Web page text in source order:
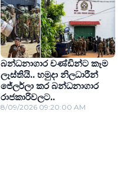
බන්ධනාගාර චණ්ඩින්ට කෑම
ලෑස්තියි.. හමුදා නිලධාරීන්
ජේලර්ලා කර බන්ධනාගාර
රාජකාරිවලට..
8/09/2026 09:20:00 AM